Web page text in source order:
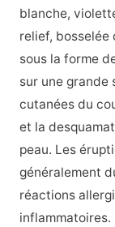
blanche,
relief, bosselée
sous la forme
sur une grande
cutanées du
et la
peau. Les
généralement
réactions